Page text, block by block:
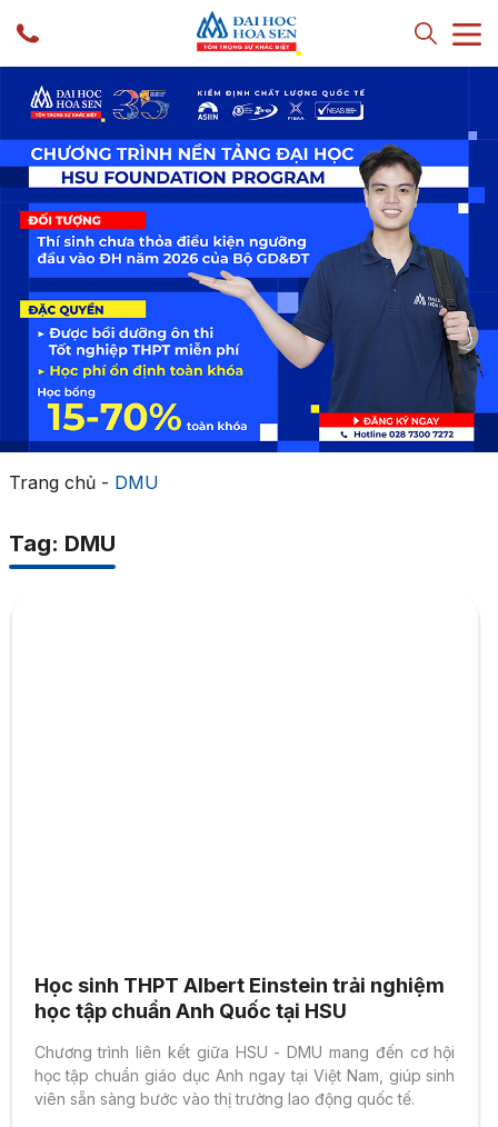
Trang chủ- DMU
Tag: DMU
Học sinh THPT Albert Einstein trải nghiệm
học tập chuẩn Anh Quốc tại HSU
Chương trình liên kết giữa HSU - DMU mang đến cơ hội
học tập chuẩn giáo dục Anh ngay tại Việt Nam, giúp sinh
viên sẵn sàng bước vào thị trường lao động quốc tế.